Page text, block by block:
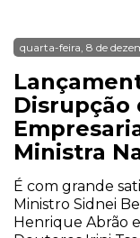
quarta-feira, 8 de
Disrupção
Ministra
É com grande
Ministro Sidnei
Henrique Abrão